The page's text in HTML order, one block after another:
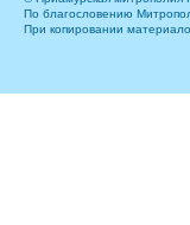
По благословению
При копировании